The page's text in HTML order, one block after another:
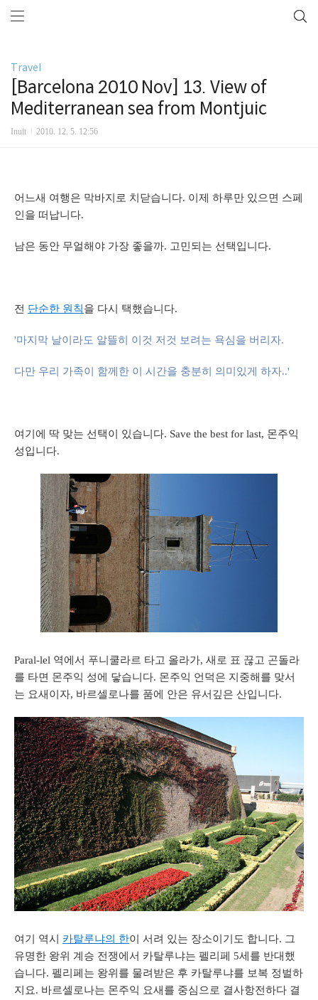
Travel
[Barcelona 2010 Nov] 13. View of
Mediterranean sea from Montjuic
Inuit 2010. 12. 5. 12:56
어느새 여행은 막바지로 치닫습니다. 이제 하루만 있으면 스페
인을 떠납니다.
남은 동안 무얼해야 가장 좋을까. 고민되는 선택입니다.
전 단순한 원칙을 다시 택했습니다.
'마지막 날이라도 알뜰히 이것 저것 보려는 욕심을 버리자.
다만 우리 가족이 함께한 이 시간을 충분히 의미있게 하자..'
여기에 딱 맞는 선택이 있습니다. Save the best for last, 몬주익
성입니다.
Paral-lel 역에서 푸니쿨라르 타고 올라가, 새로 표 끊고 곤돌라
를 타면 몬주익 성에 닿습니다. 몬주익 언덕은 지중해를 맞서
는 요새이자, 바르셀로나를 품에 안은 유서깊은 산입니다.
여기 역시 카탈루냐의 한이 서려 있는 장소이기도 합니다. 그
유명한 왕위 계승 전쟁에서 카탈루냐는 펠리페 5세를 반대했
습니다. 펠리페는 왕위를 물려받은 후 카탈루냐를 보복 정벌하
지요. 바르셀로나는 몬주익 요새를 중심으로 결사항전하다 결